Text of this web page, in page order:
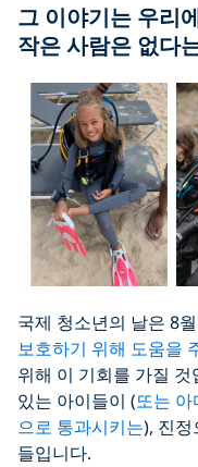
그 이야기는 우리
작은 사람은 없다
국제 청소년의 날은 8
보호하기 위해 도움을
위해 이 기회를 가질
있는 아이들이 (또는
으로 통과시키는), 진
들입니다.